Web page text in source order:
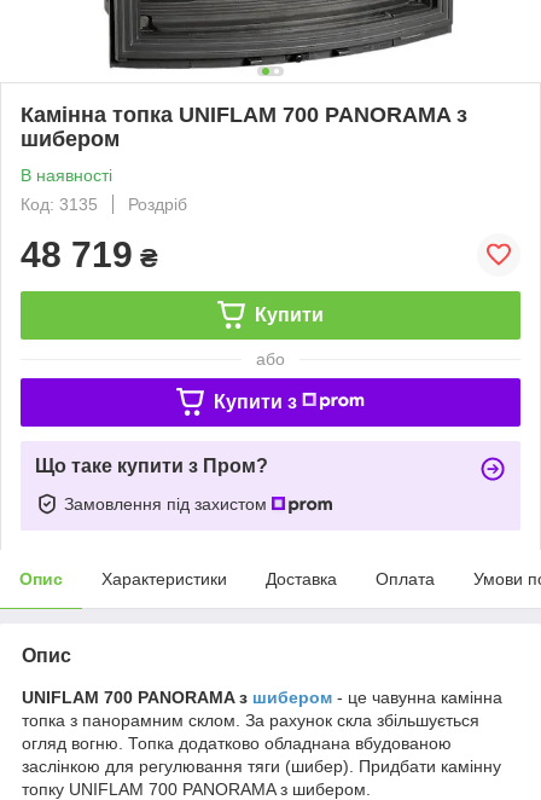
Камінна топка UNIFLAM 700 PANORAMA з
шибером
В наявності
Код: 3135
Роздріб
48 719 ₴
Купити
або
Купити з
Що таке купити з Пром?
Замовлення під захистом
Опис Характеристики Доставка Оплата Умови
Опис
UNIFLAM 700 PANORAMA з шибером - це чавунна камінна
топка з панорамним склом. За рахунок скла збільшується
огляд вогню. Топка додатково обладнана вбудованою
заслінкою для регулювання тяги (шибер). Придбати камінну
топку UNIFLAM 700 PANORAMA з шибером.